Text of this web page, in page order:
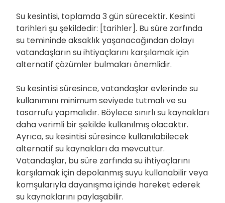
Su kesintisi, toplamda 3 gün sürecektir. Kesinti
tarihleri şu şekildedir: [tarihler]. Bu süre zarfında
su temininde aksaklık yaşanacağından dolayı
vatandaşların su ihtiyaçlarını karşılamak için
alternatif çözümler bulmaları önemlidir.
Su kesintisi süresince, vatandaşlar evlerinde su
kullanımını minimum seviyede tutmalı ve su
tasarrufu yapmalıdır. Böylece sınırlı su kaynakları
daha verimli bir şekilde kullanılmış olacaktır.
Ayrıca, su kesintisi süresince kullanılabilecek
alternatif su kaynakları da mevcuttur.
Vatandaşlar, bu süre zarfında su ihtiyaçlarını
karşılamak için depolanmış suyu kullanabilir veya
komşularıyla dayanışma içinde hareket ederek
su kaynaklarını paylaşabilir.